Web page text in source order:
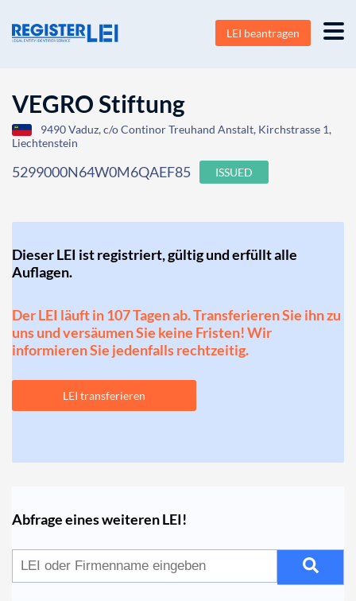
LEI beantragen
VEGRO Stiftung
9490 Vaduz, c/o Continor Treuhand Anstalt, Kirchstrasse 1,
Liechtenstein
5299000N64W0M6QAEF85 ISSUED
Dieser LEI ist registriert, gültig und erfüllt alle
Auflagen.
Der LEI läuft in 107 Tagen ab. Transferieren Sie ihn zu
uns und versäumen Sie keine Fristen! Wir
informieren Sie jedenfalls rechtzeitig.
LEI transferieren
Abfrage eines weiteren LEI!